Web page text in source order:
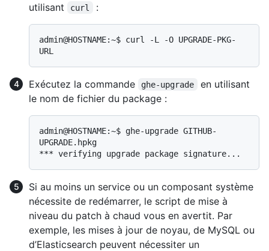
utilisant
curl :
admin@HOSTNAME:~$ curl -L -O UPGRADE-PKG-
Exécutez la commande ghe-upgrade
en utilisant
le nom de fichier du package :
admin@HOSTNAME:~$ ghe-upgrade GITHUB-
UPGRADE.hpkg
Si au moins un service ou un composant système
nécessite de redémarrer, le script de mise à
niveau du patch à chaud vous en avertit. Par
exemple, les mises à jour de noyau, de MySQL ou
d’Elasticsearch peuvent nécessiter un